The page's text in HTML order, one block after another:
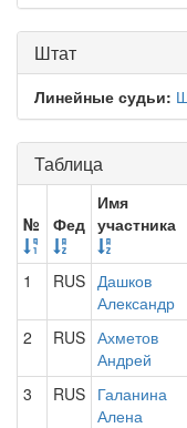
Штат
Линейные судьи:
Таблица
№ Фед
Имя
участника
1
RUS Дашков
Александр
2 RUS Ахметов
Андрей
3 RUS Галанина
Алена